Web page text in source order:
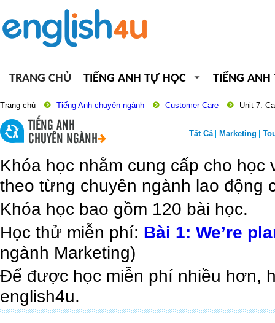
TRANG CHỦ TIẾNG ANH TỰ HỌC TIẾNG ANH
Trang chủ Tiếng Anh chuyên ngành Customer Care Unit 7:
TIẾNG ANH
CHUYÊN NGÀNH
Tất Cả Marketing
Khóa học nhằm cung cấp cho
theo từng chuyên ngành lao động
Khóa học bao gồm 120 bài học.
Học thử miễn phí: Bài 1: We’re
ngành Marketing)
Để được học miễn phí nhiều hơn,
english4u.